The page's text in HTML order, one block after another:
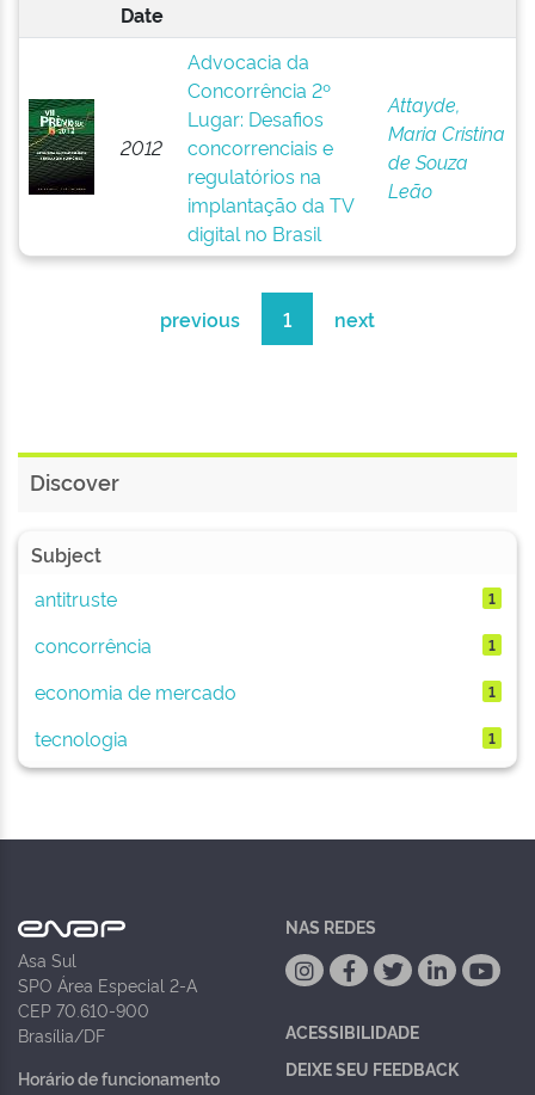
Date
2012
Advocacia da
Concorrência 2º
Lugar: Desafios
concorrenciais e
regulatórios na
implantação da TV
digital no Brasil
Attayde,
Maria Cristina
de Souza
Leão
previous 1 next
Discover
Subject
antitruste
1
concorrência 1
economia de mercado 1
tecnologia 1
Asa Sul
SPO Área Especial 2-A
CEP 70.610-900
Brasília/DF
Horário de funcionamento
NAS REDES
ACESSIBILIDADE
DEIXE SEU FEEDBACK